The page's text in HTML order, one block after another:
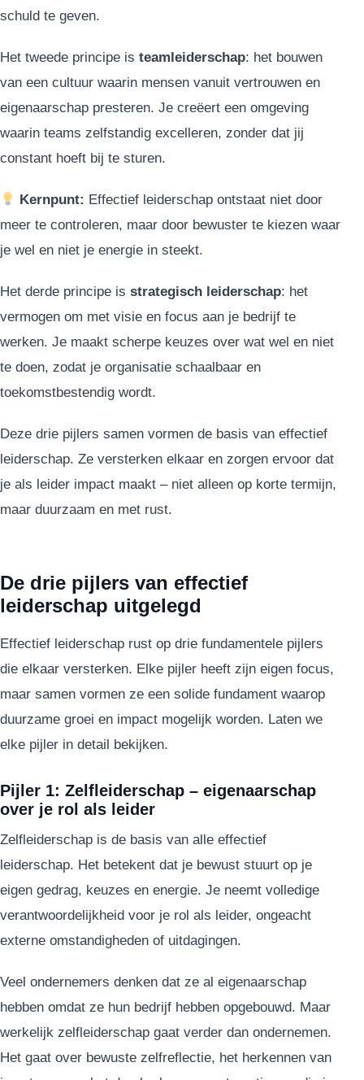
schuld te geven.
Het tweede principe is teamleiderschap: het bouwen
van een cultuur waarin mensen vanuit vertrouwen en
eigenaarschap presteren. Je creëert een omgeving
waarin teams zelfstandig excelleren, zonder dat jij
constant hoeft bij te sturen.
Kernpunt: Effectief leiderschap ontstaat niet door
meer te controleren, maar door bewuster te kiezen waar
je wel en niet je energie in steekt.
Het derde principe is strategisch leiderschap: het
vermogen om met visie en focus aan je bedrijf te
werken. Je maakt scherpe keuzes over wat wel en niet
te doen, zodat je organisatie schaalbaar en
toekomstbestendig wordt.
Deze drie pijlers samen vormen de basis van effectief
leiderschap. Ze versterken elkaar en zorgen ervoor dat
je als leider impact maakt – niet alleen op korte termijn,
maar duurzaam en met rust.
De drie pijlers van effectief
leiderschap uitgelegd
Effectief leiderschap rust op drie fundamentele pijlers
die elkaar versterken. Elke pijler heeft zijn eigen focus,
maar samen vormen ze een solide fundament waarop
duurzame groei en impact mogelijk worden. Laten we
elke pijler in detail bekijken.
Pijler 1: Zelfleiderschap – eigenaarschap
over je rol als leider
Zelfleiderschap is de basis van alle effectief
leiderschap. Het betekent dat je bewust stuurt op je
eigen gedrag, keuzes en energie. Je neemt volledige
verantwoordelijkheid voor je rol als leider, ongeacht
externe omstandigheden of uitdagingen.
Veel ondernemers denken dat ze al eigenaarschap
hebben omdat ze hun bedrijf hebben opgebouwd. Maar
werkelijk zelfleiderschap gaat verder dan ondernemen.
Het gaat over bewuste zelfreflectie, het herkennen van